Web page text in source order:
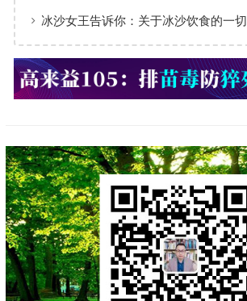
冰沙女王告诉你：关于冰沙饮食的一切